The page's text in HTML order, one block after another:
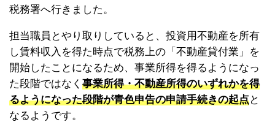
税務署へ行きました。
担当職員とやり取りしていると、投資用不動産を所有
し賃料収入を得た時点で税務上の「不動産貸付業」を
開始したことになるため、事業所得を得るようになっ
た段階ではなく 事業所得・不動産所得のいずれかを得
るようになった段階が青色申告の申請手続きの起点と
なるようです。